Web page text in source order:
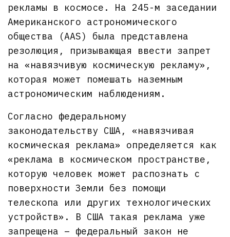
рекламы в космосе. На 245-м заседании
Американского астрономического
общества (AAS) была представлена
резолюция, призывающая ввести запрет
на «навязчивую космическую рекламу»,
которая может помешать наземным
астрономическим наблюдениям.
Согласно федеральному
законодательству США, «навязчивая
космическая реклама» определяется как
«реклама в космическом пространстве,
которую человек может распознать с
поверхности Земли без помощи
телескопа или других технологических
устройств». В США такая реклама уже
запрещена – федеральный закон не